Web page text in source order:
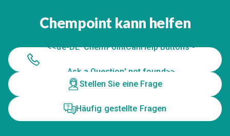
Chempoint kann helfen
<<de-DE 'ChemPointCanHelp Buttons -
Ask a Question' not found>>
Stellen Sie eine Frage
Häufig gestellte Fragen